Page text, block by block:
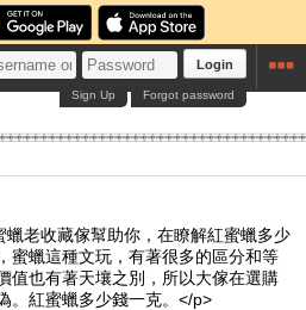
Login
Forgot password
Sign Up
老收藏傢幫助你，在瞭解紅蜜蠟多少
蜜蠟這種文玩，有著很多的區分和等
值也有著天壤之別，所以大傢在選購
。紅蜜蠟多少錢一克。</p>